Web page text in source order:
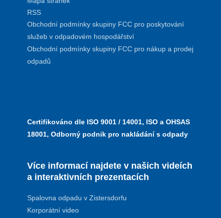
RSS
Obchodní podmínky skupiny FCC pro poskytování
služeb v odpadovém hospodářství
Obchodní podmínky skupiny FCC pro nákup a prodej
odpadů
Certifikováno dle ISO 9001 / 14001, ISO a OHSAS
18001, Odborný podnik pro nakládání s odpady
Více informací najdete v našich videích
a interaktivních prezentacích
Spalovna odpadu v Zistersdorfu
Korporátní video